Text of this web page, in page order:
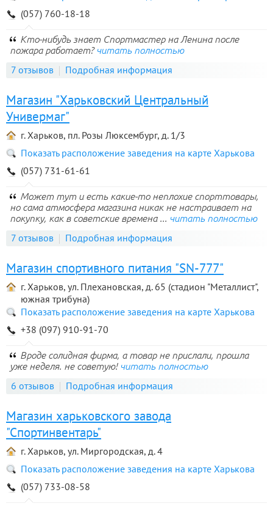
(057) 760-18-18
Кто-нибудь знает Спортмастер на Ленина после
пожара работает? читать полностью
7 отзывов Подробная информация
Магазин "Харьковский Центральный
Универмаг"
г. Харьков, пл. Розы Люксембург, д. 1/3
Показать расположение заведения на карте Харькова
(057) 731-61-61
Может тут и есть какие-то неплохие спорттовары,
но сама атмосфера магазина никак не настраивает на
покупку, как в советские времена ... читать полностью
7 отзывов Подробная информация
Магазин спортивного питания "SN-777"
г. Харьков, ул. Плехановская, д. 65 (стадион "Металлист",
южная трибуна)
Показать расположение заведения на карте Харькова
+38 (097) 910-91-70
Вроде солидная фирма, а товар не прислали, прошла
уже неделя. не советую! читать полностью
6 отзывов Подробная информация
Магазин харьковского завода
"Спортинвентарь"
г. Харьков, ул. Миргородская, д. 4
Показать расположение заведения на карте Харькова
(057) 733-08-58